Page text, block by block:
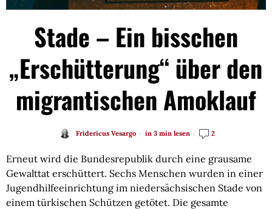
Stade – Ein bisschen
„Erschütterung“ über den
migrantischen Amoklauf
Fridericus Vesargo in 3 min lesen 2
Erneut wird die Bundesrepublik durch eine grausame
Gewalttat erschüttert. Sechs Menschen wurden in einer
Jugendhilfeeinrichtung im niedersächsischen Stade von
einem türkischen Schützen getötet. Die gesamte